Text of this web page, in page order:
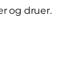
og druer.